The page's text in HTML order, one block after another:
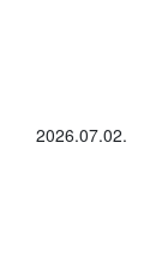
2026.07.02.